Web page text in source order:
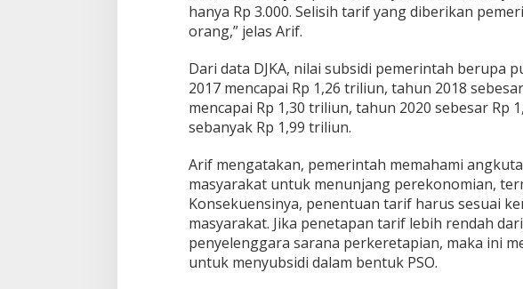
hanya Rp 3.000. Selisih tarif yang diberikan
orang,” jelas Arif.
Dari data DJKA, nilai subsidi pemerintah berupa
2017 mencapai Rp 1,26 triliun, tahun 2018
mencapai Rp 1,30 triliun, tahun 2020 sebesar Rp
sebanyak Rp 1,99 triliun.
Arif mengatakan, pemerintah memahami
masyarakat untuk menunjang perekonomian,
Konsekuensinya, penentuan tarif harus sesuai
masyarakat. Jika penetapan tarif lebih rendah
penyelenggara sarana perkeretapian, maka ini
untuk menyubsidi dalam bentuk PSO.